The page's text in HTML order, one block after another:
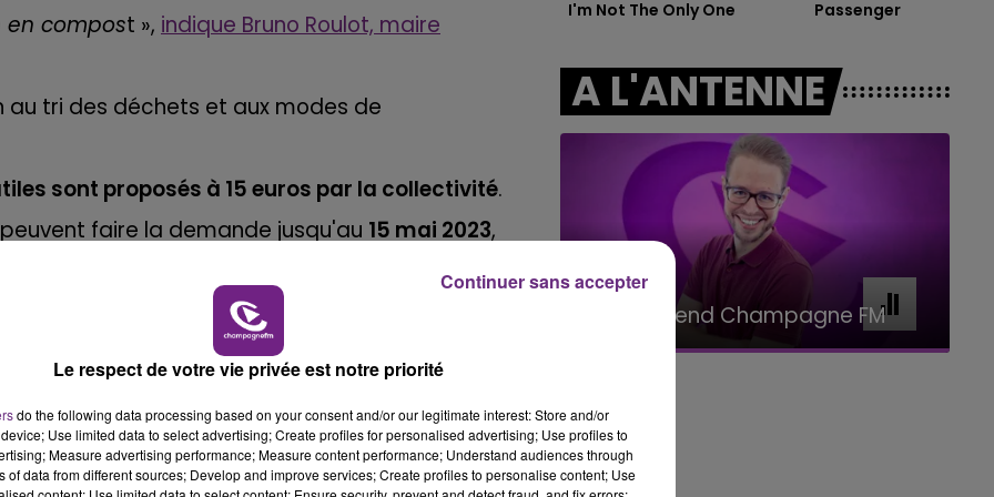
16h00 - 20h00
compost », indique Bruno Roulot, maire
au tri des déchets et aux modes de
sont proposés à 15 euros par la collectivité.
faire la demande jusqu'au 15 mai 2023,
ou via le formulaire en ligne sur
agglo.fr
I'm Not The Only One Passenger
A L'ANTENNE
7h00 - 11h00 11h00 - 16h00
Le week-end Champagne FM
Le respect de votre vie privée est notre priorité
do the following data processing based on your consent and/or our legitimate interest: Store and/or
Use limited data to select advertising; Create profiles for personalised advertising; Use profiles to
Measure advertising performance; Measure content performance; Understand audiences through
of data from different sources; Develop and improve services; Create profiles to personalise content; Use
Continuer sans accepter